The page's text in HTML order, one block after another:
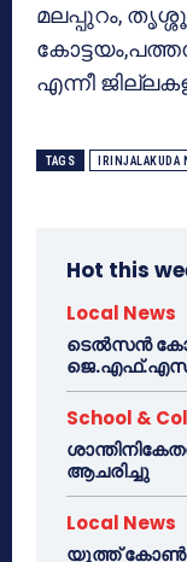
മലപ്പുറം,
എന്നീ
TAGS IRINJALAKUDA
Hot this
Local News
ടെൽസൻ
ജെ.എഫ്.എസ്.
School &
ആചരിച്ചു
Local News
യൂത്ത്